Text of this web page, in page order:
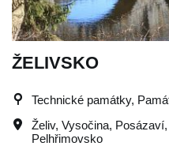
ŽELIVSKO
Technické památky,
Želiv, Vysočina, Posázaví,
Pelhřimovsko